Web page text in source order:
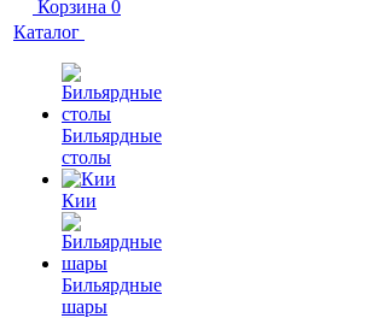
Корзина 0
Каталог
Бильярдные
столы
Кии
Бильярдные
шары